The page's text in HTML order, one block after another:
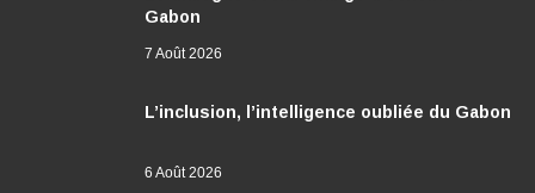
Gabon
7 Août 2026
L’inclusion, l’intelligence oubliée du Gabon
6 Août 2026